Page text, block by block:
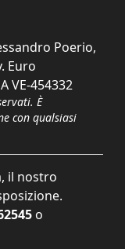
Poerio,
Euro
VE-454332
È
con qualsiasi
il nostro
o